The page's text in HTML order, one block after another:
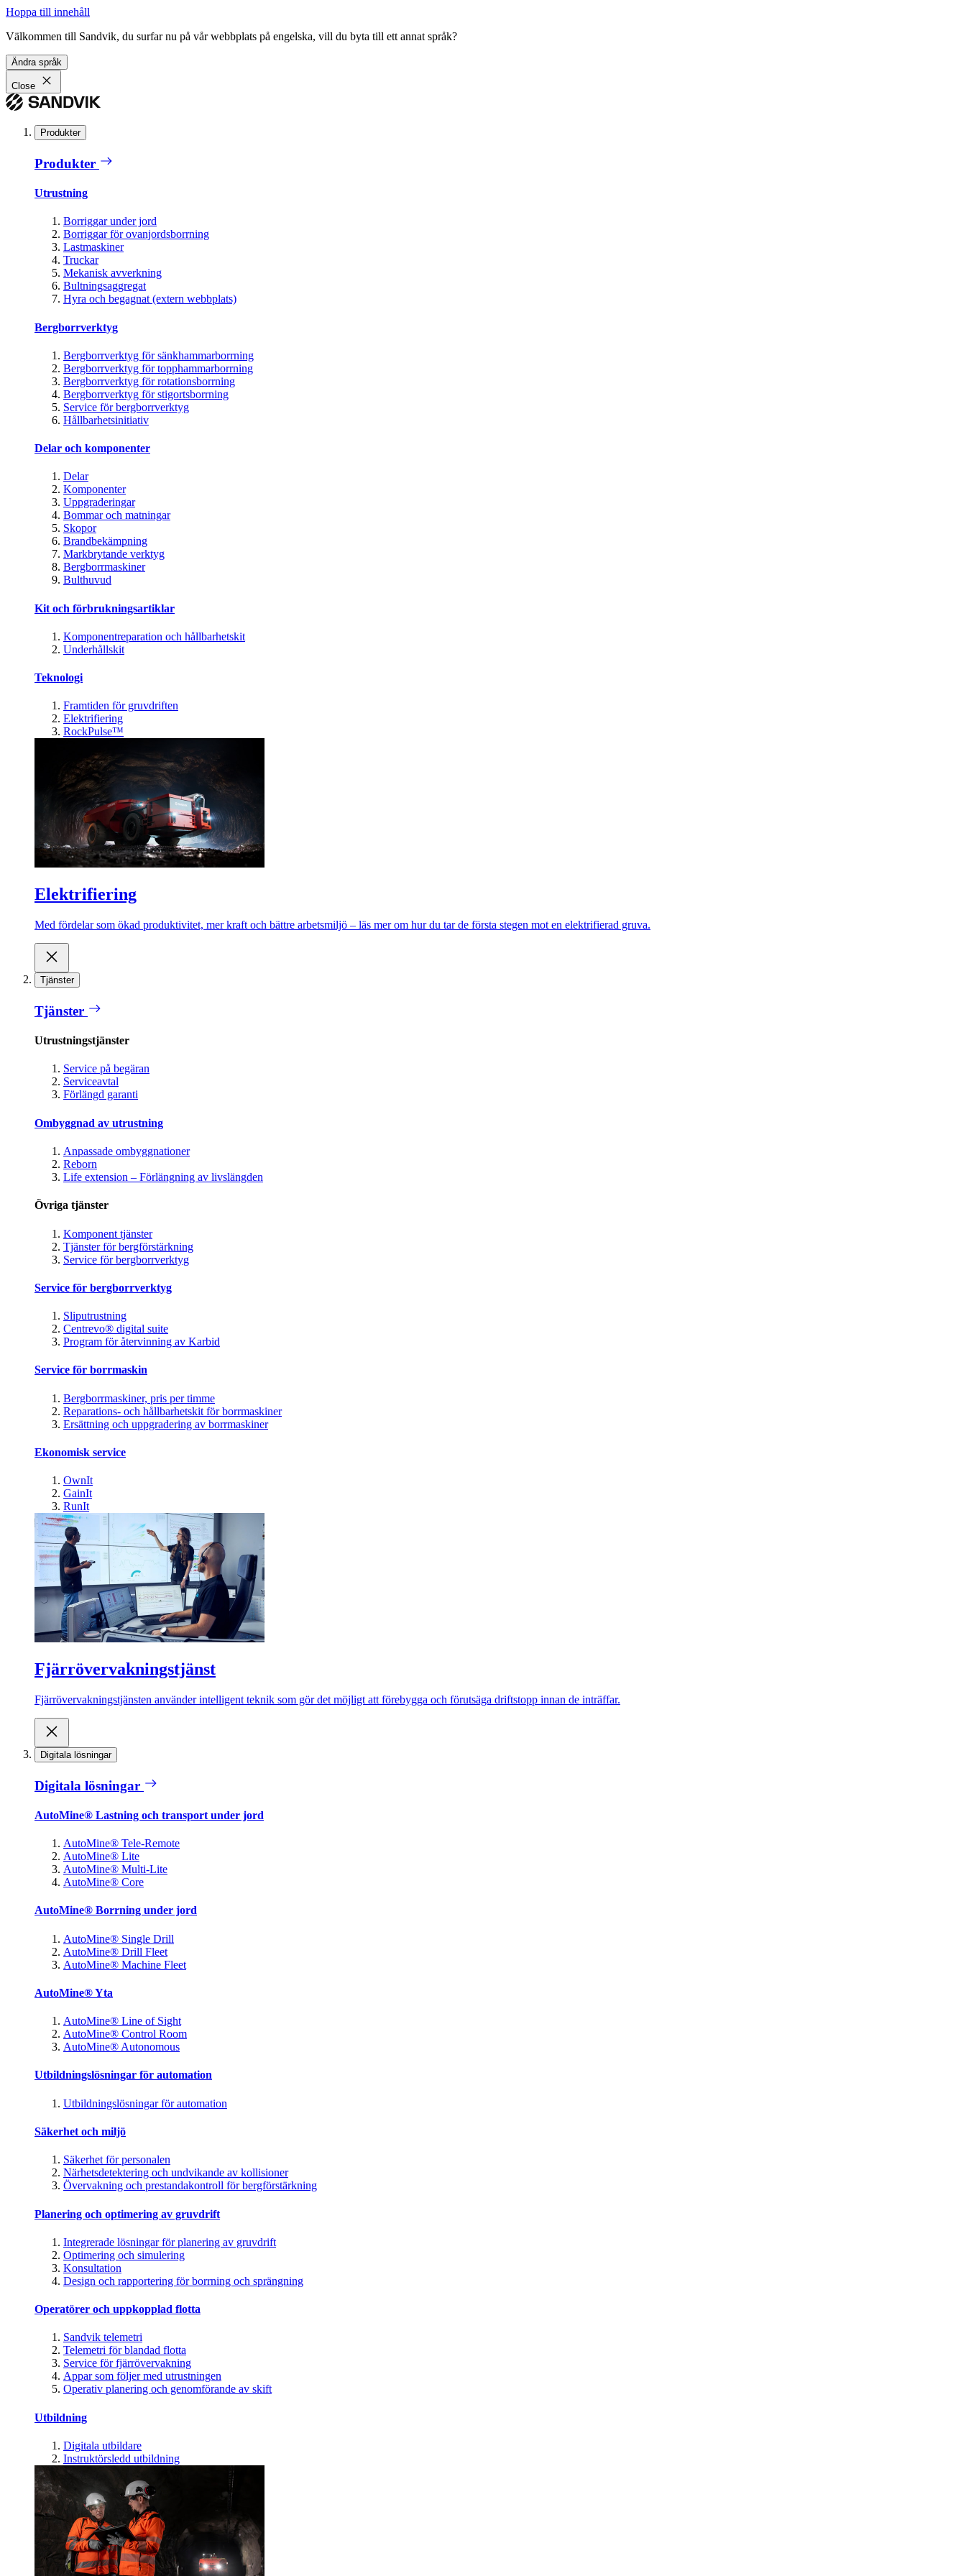
Hoppa till innehåll
Välkommen till Sandvik, du surfar nu på vår webbplats på engelska, vill du byta till ett annat språk?
Ändra språk
Close
Produkter
Produkter
Utrustning
Borriggar under jord
Borriggar för ovanjordsborrning
Lastmaskiner
Truckar
Mekanisk avverkning
Bultningsaggregat
Hyra och begagnat (extern webbplats)
Bergborrverktyg
Bergborrverktyg för sänkhammarborrning
Bergborrverktyg för topphammarborrning
Bergborrverktyg för rotationsborrning
Bergborrverktyg för stigortsborrning
Service för bergborrverktyg
Hållbarhetsinitiativ
Delar och komponenter
Delar
Komponenter
Uppgraderingar
Bommar och matningar
Skopor
Brandbekämpning
Markbrytande verktyg
Bergborrmaskiner
Bulthuvud
Kit och förbrukningsartiklar
Komponentreparation och hållbarhetskit
Underhållskit
Teknologi
Framtiden för gruvdriften
Elektrifiering
RockPulse™
Elektrifiering
Med fördelar som ökad produktivitet, mer kraft och bättre arbetsmiljö – läs mer om hur du tar de första stegen mot en elektrifierad gruva.
Tjänster
Tjänster
Utrustningstjänster
Service på begäran
Serviceavtal
Förlängd garanti
Ombyggnad av utrustning
Anpassade ombyggnationer
Reborn
Life extension – Förlängning av livslängden
Övriga tjänster
Komponent tjänster
Tjänster för bergförstärkning
Service för bergborrverktyg
Service för bergborrverktyg
Sliputrustning
Centrevo® digital suite
Program för återvinning av Karbid
Service för borrmaskin
Bergborrmaskiner, pris per timme
Reparations- och hållbarhetskit för borrmaskiner
Ersättning och uppgradering av borrmaskiner
Ekonomisk service
OwnIt
GainIt
RunIt
Fjärrövervakningstjänst
Fjärrövervakningstjänsten använder intelligent teknik som gör det möjligt att förebygga och förutsäga driftstopp innan de inträffar.
Digitala lösningar
Digitala lösningar
AutoMine® Lastning och transport under jord
AutoMine® Tele-Remote
AutoMine® Lite
AutoMine® Multi-Lite
AutoMine® Core
AutoMine® Borrning under jord
AutoMine® Single Drill
AutoMine® Drill Fleet
AutoMine® Machine Fleet
AutoMine® Yta
AutoMine® Line of Sight
AutoMine® Control Room
AutoMine® Autonomous
Utbildningslösningar för automation
Utbildningslösningar för automation
Säkerhet och miljö
Säkerhet för personalen
Närhetsdetektering och undvikande av kollisioner
Övervakning och prestandakontroll för bergförstärkning
Planering och optimering av gruvdrift
Integrerade lösningar för planering av gruvdrift
Optimering och simulering
Konsultation
Design och rapportering för borrning och sprängning
Operatörer och uppkopplad flotta
Sandvik telemetri
Telemetri för blandad flotta
Service för fjärrövervakning
Appar som följer med utrustningen
Operativ planering och genomförande av skift
Utbildning
Digitala utbildare
Instruktörsledd utbildning